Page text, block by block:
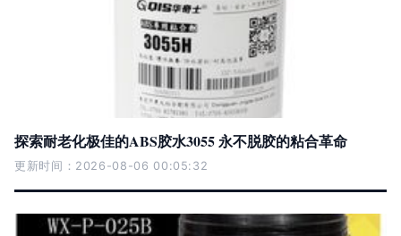
探索耐老化极佳的ABS胶水3055 永不脱胶的粘合革命
更新时间：2026-08-06 00:05:32